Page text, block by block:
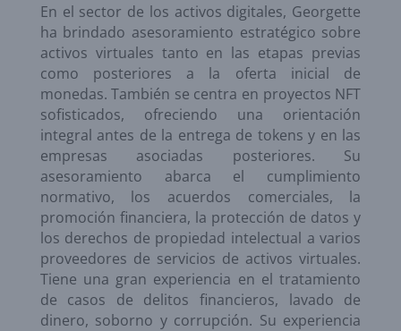
En el sector de los activos digitales, Georgette
ha brindado asesoramiento estratégico sobre
activos virtuales tanto en las etapas previas
como posteriores a la oferta inicial de
monedas. También se centra en proyectos NFT
sofisticados, ofreciendo una orientación
integral antes de la entrega de tokens y en las
empresas asociadas posteriores. Su
asesoramiento abarca el cumplimiento
normativo, los acuerdos comerciales, la
promoción financiera, la protección de datos y
los derechos de propiedad intelectual a varios
proveedores de servicios de activos virtuales.
Tiene una gran experiencia en el tratamiento
de casos de delitos financieros, lavado de
dinero, soborno y corrupción. Su experiencia